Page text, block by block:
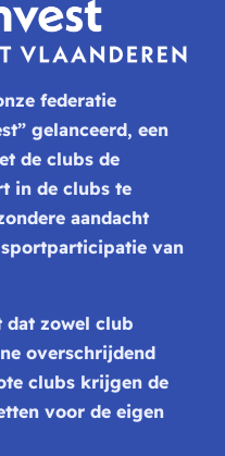
federatie
gelanceerd, een
de clubs de
in de clubs te
aandacht
van
dat zowel club
overschrijdend
clubs krijgen de
voor de eigen